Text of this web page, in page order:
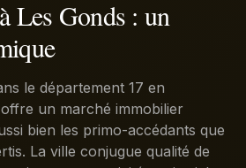
Les Gonds : un
le département 17 en
un marché immobilier
bien les primo-accédants que
La ville conjugue qualité de